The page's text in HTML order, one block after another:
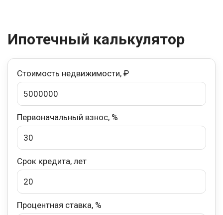
Ипотечный калькулятор
Стоимость недвижимости, ₽
Первоначальный взнос, %
Срок кредита, лет
Процентная ставка, %